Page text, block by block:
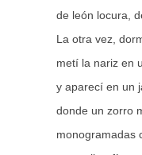
de león locura,
La otra vez,
metí la nariz en
y aparecí en un
donde un zorro
monogramadas